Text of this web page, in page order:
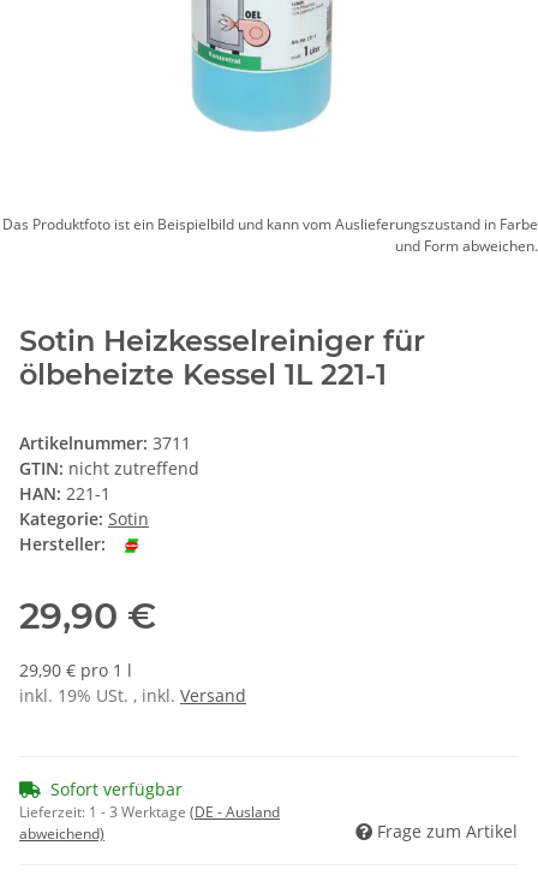
Das Produktfoto ist ein Beispielbild und kann vom Auslieferungszustand in Farbe
und Form abweichen.
Sotin Heizkesselreiniger für
ölbeheizte Kessel 1L 221-1
Artikelnummer: 3711
GTIN: nicht zutreffend
HAN: 221-1
Kategorie: Sotin
Hersteller:
29,90 €
29,90 € pro 1 l
inkl. 19% USt. , inkl. Versand
Sofort verfügbar
Lieferzeit: 1 - 3 Werktage (DE - Ausland
abweichend)
Frage zum Artikel